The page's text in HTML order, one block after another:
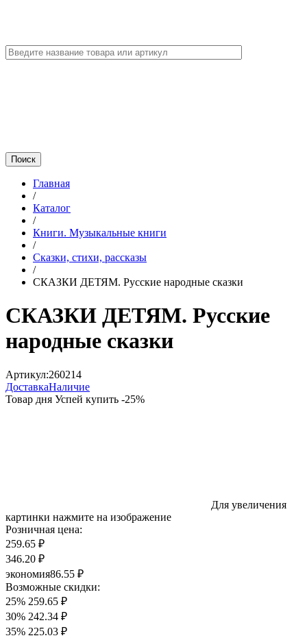
Главная
/
Каталог
/
Книги. Музыкальные книги
/
Сказки, стихи, рассказы
/
СКАЗКИ ДЕТЯМ. Русские народные сказки
СКАЗКИ ДЕТЯМ. Русские
народные сказки
Артикул:260214
ДоставкаНаличие
Товар дня Успей купить -25%
Для увеличения
картинки нажмите на изображение
Розничная цена:
259.65 ₽
346.20 ₽
экономия86.55 ₽
Возможные скидки:
25% 259.65 ₽
30% 242.34 ₽
35% 225.03 ₽